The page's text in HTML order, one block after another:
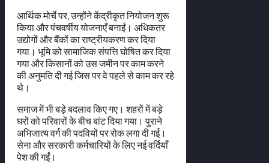
आर्थिक मोर्चे पर, उन्होंने केंद्रीकृत नियोजन शुरू
किया और पंचवर्षीय योजनाएँ बनाईं। अधिकतर
उद्योगों और बैंकों का राष्ट्रीयकरण कर दिया
गया। भूमि को सामाजिक संपत्ति घोषित कर दिया
गया और किसानों को उस जमीन पर काम करने
की अनुमति दी गई जिस पर वे पहले से काम कर रहे
थे।
समाज में भी बड़े बदलाव किए गए। शहरों में बड़े
घरों को परिवारों के बीच बांट दिया गया। पुराने
अभिजात्य वर्ग की पदवियों पर रोक लगा दी गई।
सेना और सरकारी कर्मचारियों के लिए नई वर्दियाँ
पेश की गईं।